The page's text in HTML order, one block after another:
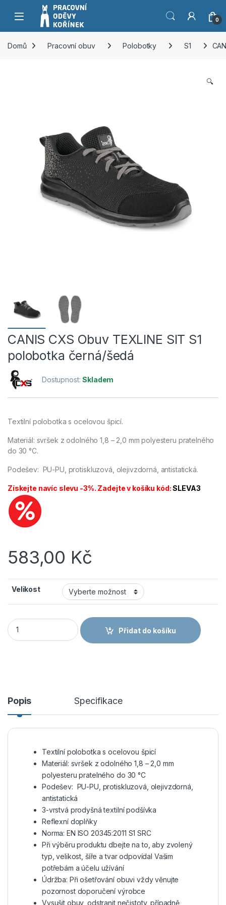
Přeskočit na navigaci
Přeskočit na obsah
0
Domů Pracovní obuv Polobotky S1
🔍
CANIS CXS Obuv TEXLINE SIT S1
polobotka černá/šedá
Dostupnost:Skladem
Textilní polobotka s ocelovou špicí.
Materiál: svršek z odolného 1,8 – 2,0 mm polyesteru pratelného
do 30 °C.
Podešev: PU-PU, protiskluzová, olejivzdorná, antistatická.
Získejte navíc slevu -3%. Zadejte v košíku kód:SLEVA3
583,00 Kč
Velikost
CANIS CXS Obuv TEXLINE SIT S1 polobotka černá/šedá
Přidat do košíku
Popis Specifikace
Textilní polobotka s ocelovou špicí
Materiál: svršek z odolného 1,8 – 2,0 mm
polyesteru pratelného do 30 °C
Podešev: PU-PU, protiskluzová, olejivzdorná,
antistatická
3-vrstvá prodyšná textilní podšívka
Reflexní doplňky
Norma: EN ISO 20345:2011 S1 SRC
Při výběru produktu dbejte na to, aby zvolený
typ, velikost, šíře a tvar odpovídal Vašim
potřebám a účelu užívání
Údržba: Při ošetřování obuvi vždy věnujte
pozornost doporučení výrobce
Vysušit obuv, odstranit nečistoty, případně